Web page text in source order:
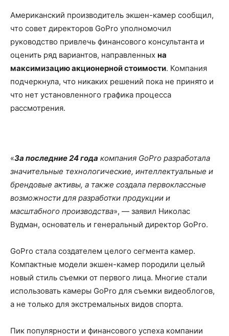
Американский производитель экшен-камер сообщил,
что совет директоров GoPro уполномочил
руководство привлечь финансового консультанта и
оценить ряд вариантов, направленных на
максимизацию акционерной стоимости. Компания
подчеркнула, что никаких решений пока не принято и
что нет установленного графика процесса
рассмотрения.
«За последние 24 года компания GoPro разработала
значительные технологические, интеллектуальные и
брендовые активы, а также создала первоклассные
возможности для разработки продукции и
масштабного производства», — заявил Николас
Вудман, основатель и генеральный директор GoPro.
GoPro стала создателем целого сегмента камер.
Компактные модели экшен-камер породили целый
новый стиль съемки от первого лица. Многие стали
использовать камеры GoPro для съемки видеоблогов,
а не только для экстремальных видов спорта.
Пик популярности и финансового успеха компании